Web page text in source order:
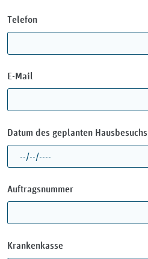
Telefon
E-Mail
Datum des geplanten Hausbesuchs
Auftragsnummer
Krankenkasse